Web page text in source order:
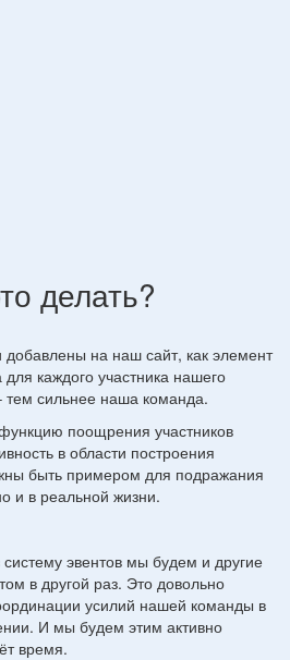
делать?
на наш сайт, как элемент
каждого участника нашего
сильнее наша команда.
поощрения участников
в области построения
быть примером для подражания
и в реальной жизни.
эвентов мы будем и другие
в другой раз. Это довольно
усилий нашей команды в
И мы будем этим активно
время.